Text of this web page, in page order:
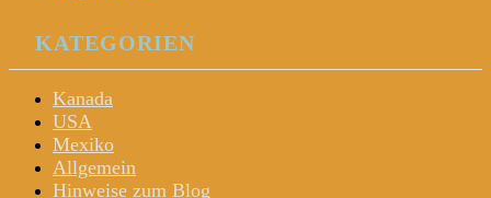
KATEGORIEN
Kanada
USA
Mexiko
Allgemein
Hinweise zum Blog